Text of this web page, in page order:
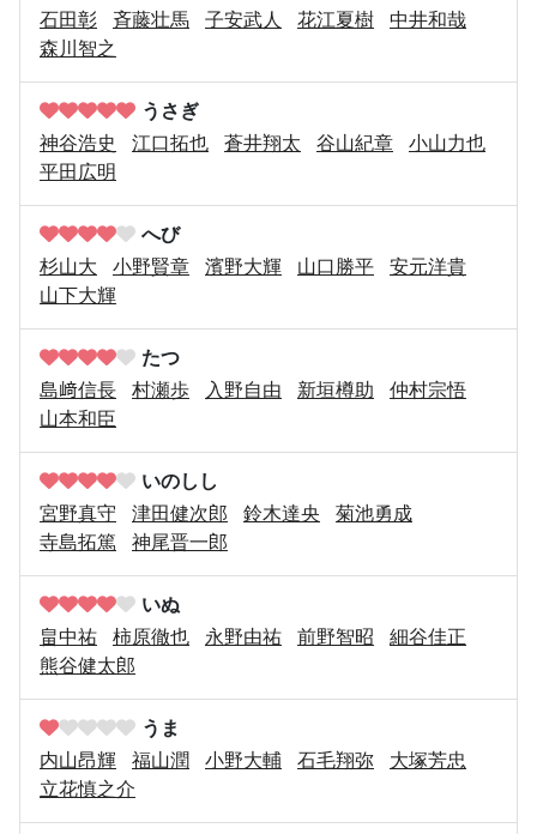
石田彰
斉藤壮馬 子安武人 花江夏樹
中井和哉
森川智之
うさぎ
神谷浩史
江口拓也 蒼井翔太 谷山紀章
小山力也
平田広明
へび
杉山大
小野賢章 濱野大輝 山口勝平
安元洋貴
山下大輝
たつ
島﨑信長
村瀬歩 入野自由 新垣樽助
仲村宗悟
山本和臣
いのしし
宮野真守
津田健次郎 鈴木達央
菊池勇成
寺島拓篤
神尾晋一郎
いぬ
畠中祐
柿原徹也 永野由祐 前野智昭
細谷佳正
熊谷健太郎
うま
内山昂輝
福山潤 小野大輔 石毛翔弥
大塚芳忠
立花慎之介